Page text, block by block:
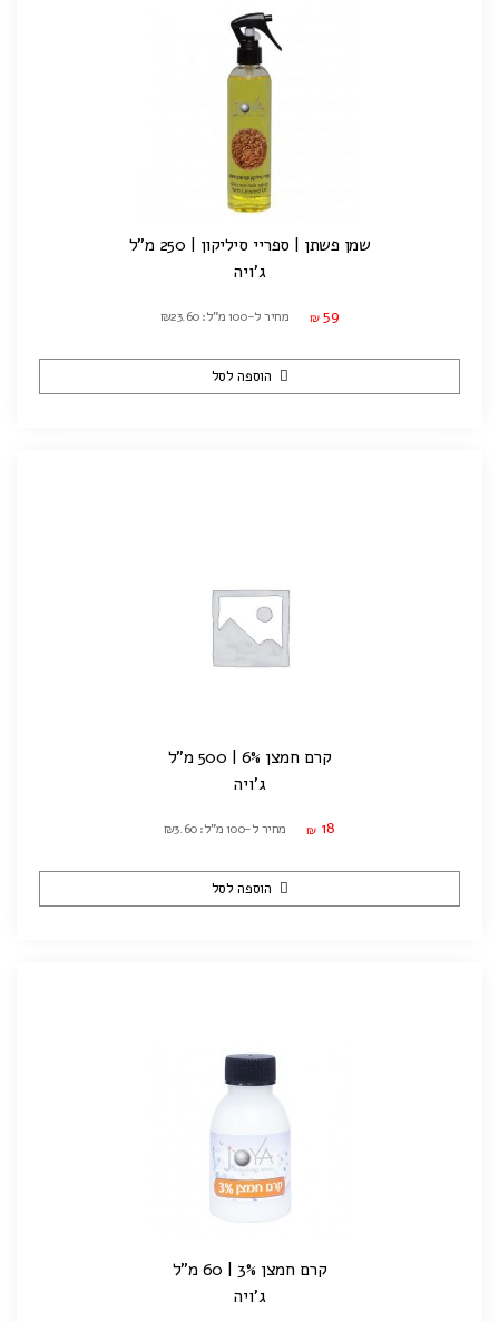
שמן פשתן | ספריי סיליקון | 250 מ"ל
ג'ויה
₪ 59 מחיר ל-100 מ"ל: ₪23.60
הוספה לסל
קרם חמצן 6% | 500 מ"ל
ג'ויה
₪ 18 מחיר ל-100 מ"ל: ₪3.60
הוספה לסל
קרם חמצן 3% | 60 מ"ל
ג'ויה